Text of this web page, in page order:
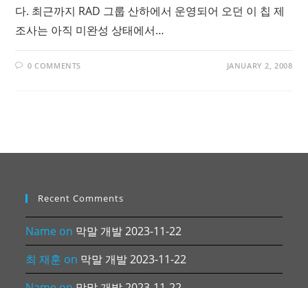
다. 최근까지 RAD 그룹 산하에서 운영되어 오던 이 칩 제
조사는 아직 미완성 상태에서…
0 COMMENTS JANUARY 2, 2008
Recent Comments
Name on 막말 개발 2023-11-22
최 재훈 on 막말 개발 2023-11-22